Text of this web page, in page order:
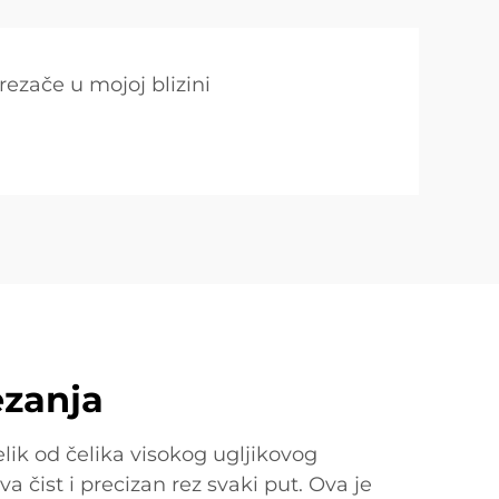
u mojoj blizini
od čelika visokog ugljikovog
čist i precizan rez svaki put. Ova je